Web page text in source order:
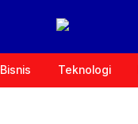
Bisnis Teknologi